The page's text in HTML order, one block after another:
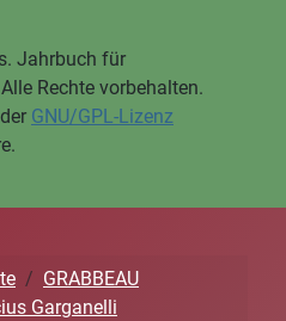
Jahrbuch für
Rechte vorbehalten.
GNU/GPL-Lizenz
GRABBEAU
Garganelli